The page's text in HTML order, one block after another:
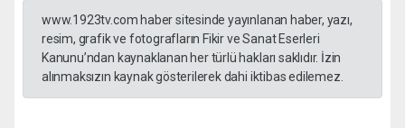
www.1923tv.com haber sitesinde yayınlanan haber, yazı,
resim, grafik ve fotografların Fikir ve Sanat Eserleri
Kanunu’ndan kaynaklanan her türlü hakları saklıdır. İzin
alınmaksızın kaynak gösterilerek dahi iktibas edilemez.